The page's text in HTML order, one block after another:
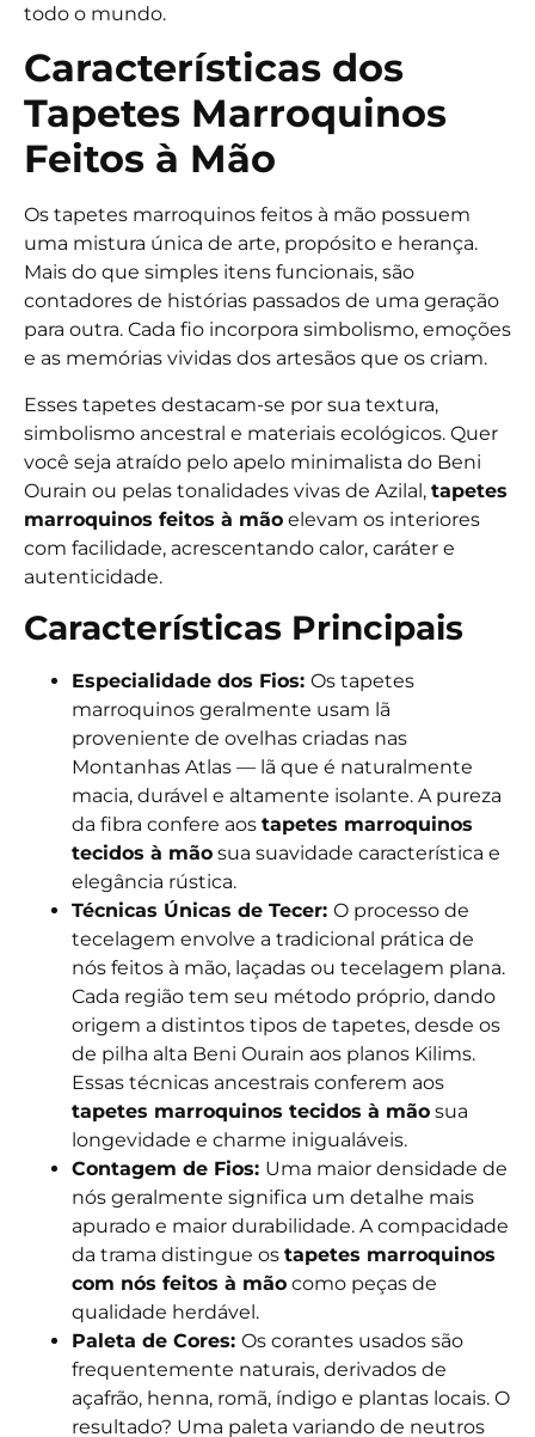
todo o mundo.
Características dos
Tapetes Marroquinos
Feitos à Mão
Os tapetes marroquinos feitos à mão possuem
uma mistura única de arte, propósito e herança.
Mais do que simples itens funcionais, são
contadores de histórias passados de uma geração
para outra. Cada fio incorpora simbolismo, emoções
e as memórias vividas dos artesãos que os criam.
Esses tapetes destacam-se por sua textura,
simbolismo ancestral e materiais ecológicos. Quer
você seja atraído pelo apelo minimalista do Beni
Ourain ou pelas tonalidades vivas de Azilal, tapetes
marroquinos feitos à mão elevam os interiores
com facilidade, acrescentando calor, caráter e
autenticidade.
Características Principais
Especialidade dos Fios: Os tapetes
marroquinos geralmente usam lã
proveniente de ovelhas criadas nas
Montanhas Atlas — lã que é naturalmente
macia, durável e altamente isolante. A pureza
da fibra confere aos tapetes marroquinos
tecidos à mão sua suavidade característica e
elegância rústica.
Técnicas Únicas de Tecer: O processo de
tecelagem envolve a tradicional prática de
nós feitos à mão, laçadas ou tecelagem plana.
Cada região tem seu método próprio, dando
origem a distintos tipos de tapetes, desde os
de pilha alta Beni Ourain aos planos Kilims.
Essas técnicas ancestrais conferem aos
tapetes marroquinos tecidos à mão sua
longevidade e charme inigualáveis.
Contagem de Fios: Uma maior densidade de
nós geralmente significa um detalhe mais
apurado e maior durabilidade. A compacidade
da trama distingue os tapetes marroquinos
com nós feitos à mão como peças de
qualidade herdável.
Paleta de Cores: Os corantes usados são
frequentemente naturais, derivados de
açafrão, henna, romã, índigo e plantas locais. O
resultado? Uma paleta variando de neutros